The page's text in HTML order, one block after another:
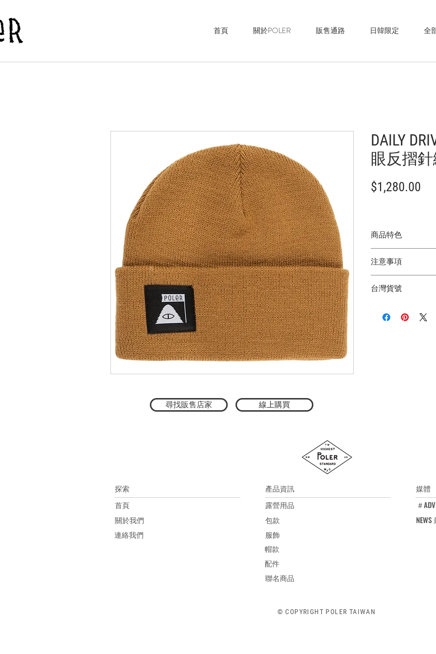
首頁 關於POLER 販售通路 日韓限定 全
DAILY
眼反摺
$1,280.00
商品特色
經典POLER山形
百搭出遊服裝，
俐落線條設計，百
兼顧防寒，同時
注意事項
品顏色為主
台灣貨號
尋找販售店家 線上購買
探索
首頁
關於我們
連絡我們
產品資訊
露營用品
包款
服飾
帽款
媒體
＃
配件
聯名商品
© COPYRIGHT POLER TAIWAN